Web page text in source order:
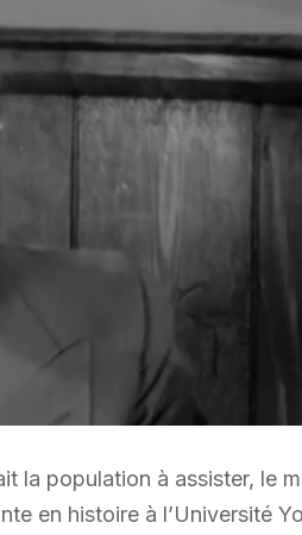
la population à assister, le
en histoire à l’Université